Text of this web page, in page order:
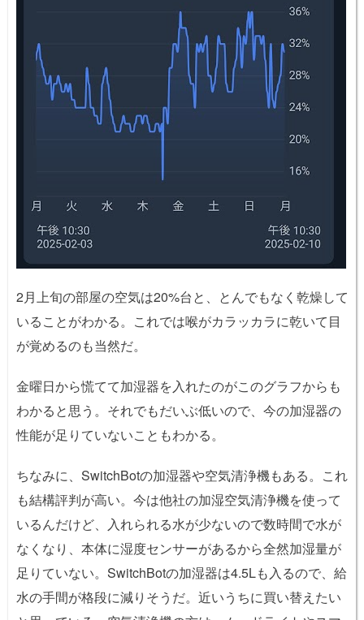
2月上旬の部屋の空気は20%台と、とんでもなく乾燥して
いることがわかる。これでは喉がカラッカラに乾いて目
が覚めるのも当然だ。
金曜日から慌てて加湿器を入れたのがこのグラフからも
わかると思う。それでもだいぶ低いので、今の加湿器の
性能が足りていないこともわかる。
ちなみに、SwitchBotの加湿器や空気清浄機もある。これ
も結構評判が高い。今は他社の加湿空気清浄機を使って
いるんだけど、入れられる水が少ないので数時間で水が
なくなり、本体に湿度センサーがあるから全然加湿量が
足りていない。SwitchBotの加湿器は4.5Lも入るので、給
水の手間が格段に減りそうだ。近いうちに買い替えたい